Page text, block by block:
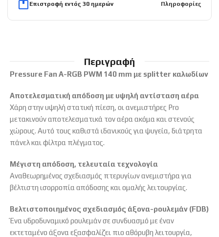
Επιστροφή εντός 30 ημερών Πληροφορίες
Περιγραφή
Pressure Fan A-RGB PWM 140 mm με splitter καλωδίων
Αποτελεσματική απόδοση με υψηλή αντίσταση αέρα
Χάρη στην υψηλή στατική πίεση, οι ανεμιστήρες Pro
μετακινούν αποτελεσματικά τον αέρα ακόμα και στενούς
χώρους. Αυτό τους καθιστά ιδανικούς για ψυγεία, διάτρητα
πάνελ και φίλτρα πλέγματος.
Μέγιστη απόδοση, τελευταία τεχνολογία
Αναθεωρημένος σχεδιασμός πτερυγίων ανεμιστήρα για
βέλτιστη ισορροπία απόδοσης και ομαλής λειτουργίας.
Βελτιστοποιημένος σχεδιασμός άξονα-ρουλεμάν (FDB)
Ένα υδροδυναμικό ρουλεμάν σε συνδυασμό με έναν
εκτεταμένο άξονα εξασφαλίζει πιο αθόρυβη λειτουργία,